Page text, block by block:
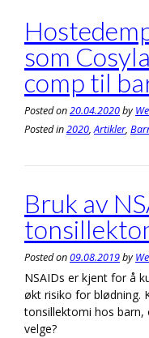
som
comp til
Posted on20.04.2020by
Posted in2020,Artikler,
Bruk av
Posted on09.08.2019by
NSAIDs er kjent for å
økt risiko for blødning.
tonsillektomi hos barn,
velge?